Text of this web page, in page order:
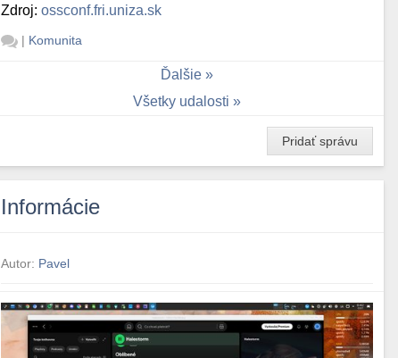
Zdroj:ossconf.fri.uniza.sk
| Komunita
Ďalšie
Všetky udalosti
Pridať správu
Informácie
Autor: Pavel